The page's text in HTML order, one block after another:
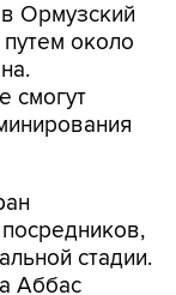
Ормузский
около
смогут
стадии.
Аббас